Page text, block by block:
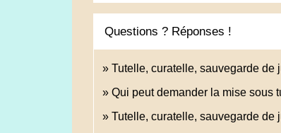
Questions ? Réponses !
Tutelle, curatelle, sauvegarde de
Qui peut demander la mise sous
Tutelle, curatelle, sauvegarde de